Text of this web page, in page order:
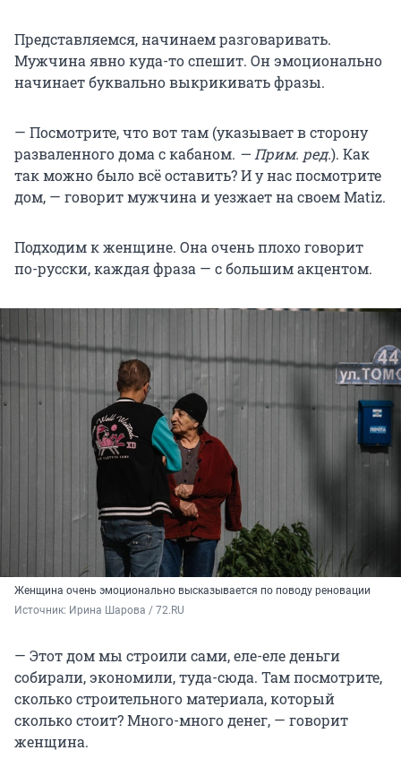
Представляемся, начинаем разговаривать.
Мужчина явно куда-то спешит. Он эмоционально
начинает буквально выкрикивать фразы.
— Посмотрите, что вот там (указывает в сторону
разваленного дома с кабаном. — Прим. ред.). Как
так можно было всё оставить? И у нас посмотрите
дом, — говорит мужчина и уезжает на своем Matiz.
Подходим к женщине. Она очень плохо говорит
по-русски, каждая фраза — с большим акцентом.
Женщина очень эмоционально высказывается по поводу реновации
Источник: Ирина Шарова / 72.RU
— Этот дом мы строили сами, еле-еле деньги
собирали, экономили, туда-сюда. Там посмотрите,
сколько строительного материала, который
сколько стоит? Много-много денег, — говорит
женщина.